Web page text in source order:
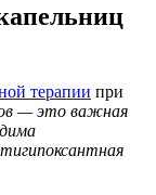
терапии при
— это важная